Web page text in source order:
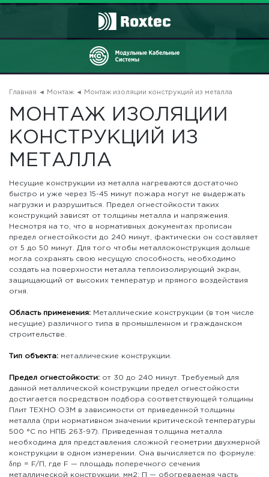
Главная ◄ Монтаж ◄ Монтаж изоляции конструкций из металла
МОНТАЖ ИЗОЛЯЦИИ
КОНСТРУКЦИЙ ИЗ
МЕТАЛЛА
Несущие конструкции из металла нагреваются достаточно
быстро и уже через 15-45 минут пожара могут не выдержать
нагрузки и разрушиться. Предел огнестойкости таких
конструкций зависят от толщины металла и напряжения.
Несмотря на то, что в нормативных документах прописан
предел огнестойкости до 240 минут, фактически он составляет
от 5 до 50 минут. Для того чтобы металлоконструкция дольше
могла сохранять свою несущую способность, необходимо
создать на поверхности металла теплоизолирующий экран,
защищающий от высоких температур и прямого воздействия
огня.
Область применения: Металлические конструкции (в том числе
несущие) различного типа в промышленном и гражданском
строительстве.
Тип объекта: металлические конструкции.
Предел огнестойкости: от 30 до 240 минут. Требуемый для
данной металлической конструкции предел огнестойкости
достигается посредством подбора соответствующей толщины
Плит ТЕХНО ОЗМ в зависимости от приведенной толщины
металла (при нормативном значении критической температуры
500 °С по НПБ 263-97). Приведенная толщина металла
необходима для представления сложной геометрии двухмерной
конструкции в одном измерении. Она вычисляется по формуле:
δпр = F/П, где F — площадь поперечного сечения
металлической конструкции, мм2; П — обогреваемая часть